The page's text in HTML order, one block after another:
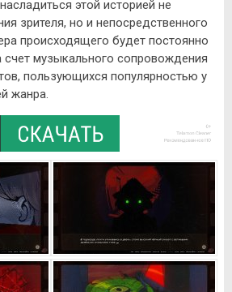
этой историей не
зрителя, но и непосредственного
происходящего будет постоянно
музыкального сопровождения
пользующихся популярностью у
жанра.